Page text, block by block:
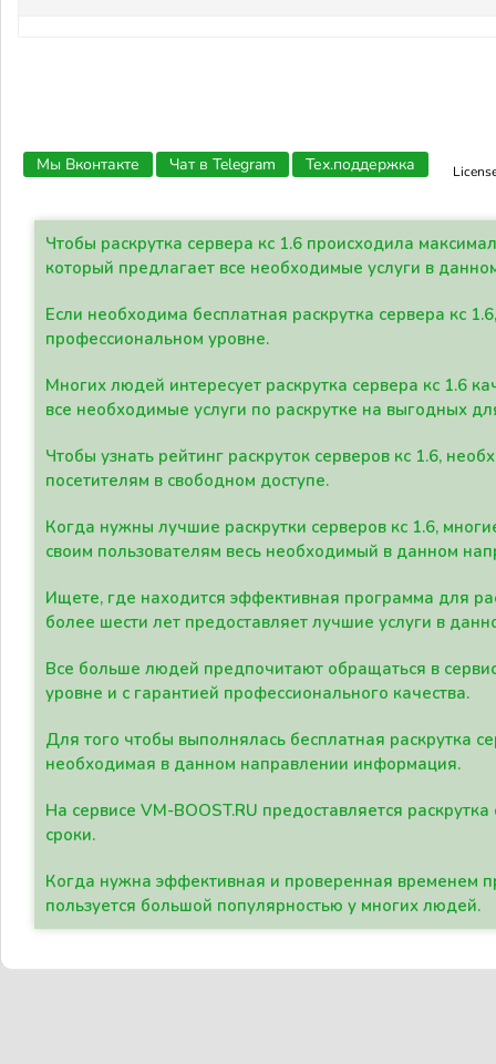
Мы Вконтакте Чат в Telegram Тех.поддержка
Чтобы раскрутка сервера кс 1.6 происходила
который предлагает все необходимые услуги в
Если необходима бесплатная раскрутка сервера кс
профессиональном уровне.
Многих людей интересует раскрутка сервера кс 1.6
все необходимые услуги по раскрутке на выгодных
Чтобы узнать рейтинг раскруток серверов кс 1.6,
посетителям в свободном доступе.
Когда нужны лучшие раскрутки серверов кс 1.6,
своим пользователям весь необходимый в данном
Ищете, где находится эффективная программа для
более шести лет предоставляет лучшие услуги в
Все больше людей предпочитают обращаться в
уровне и с гарантией профессионального качества.
Для того чтобы выполнялась бесплатная раскрутка
необходимая в данном направлении информация.
На сервисе VM-BOOST.RU предоставляется
сроки.
Когда нужна эффективная и проверенная временем
пользуется большой популярностью у многих людей.